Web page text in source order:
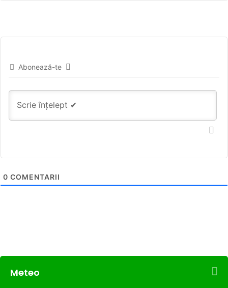
Abonează-te
0 COMENTARII
Meteo